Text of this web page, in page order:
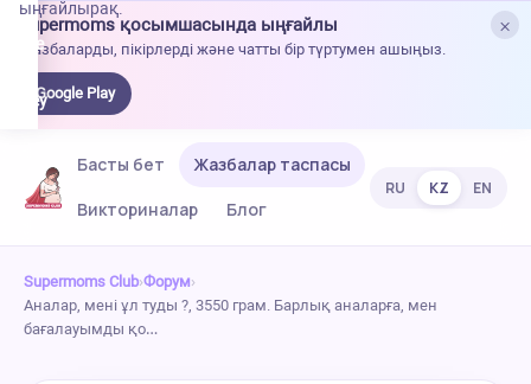
×
Supermoms қосымшасында ыңғайлы
Жазбаларды, пікірлерді және чатты бір түртумен ашыңыз.
Google Play
ыңғайлырақ.
Басты бет
Жазбалар таспасы
Викториналар
Блог
RU KZ EN
Supermoms Club›Форум›
Аналар, мені ұл туды ?, 3550 грам. Барлық аналарға, мен
бағалауымды қо…